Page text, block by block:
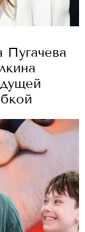
Пугачева